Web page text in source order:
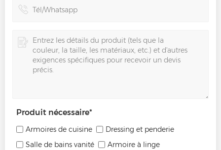
Produit nécessaire*
Armoires de cuisine
Dressing et penderie
Salle de bains vanité
Armoire à linge